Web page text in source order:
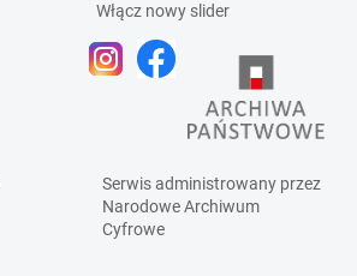
Włącz nowy slider
Serwis administrowany przez
Narodowe Archiwum
Cyfrowe